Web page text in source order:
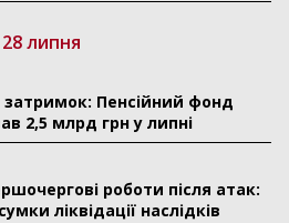
28 липня
затримок: Пенсійний фонд
2,5 млрд грн у липні
роботи після атак:
ліквідації наслідків